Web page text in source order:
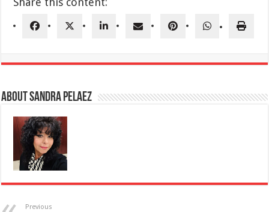
About Sandra Pelaez
Previous